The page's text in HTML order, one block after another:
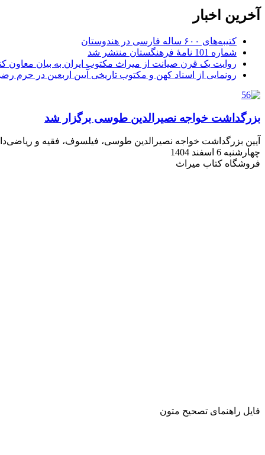
آخرین اخبار
کتیبه‌های ۶۰۰ ساله فارسی در هندوستان
شماره 101 نامۀ فرهنگستان منتشر شد
روایت یک قرن صیانت از میراث مکتوب ایران به بیان معاون
رونمایی از اسناد کهن و مکتوب تاریخی آیین اربعین در حرم
بزرگداشت خواجه نصیرالدین طوسی برگزار شد
آیین بزرگداشت خواجه نصیرالدین طوسی، فیلسوف، فقیه و
چهارشنبه 6 اسفند 1404
فروشگاه کتاب میراث
فایل راهنمای تصحیح متون